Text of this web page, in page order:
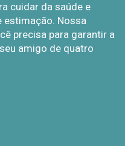
cuidar da saúde e
estimação. Nossa
precisa para garantir a
amigo de quatro